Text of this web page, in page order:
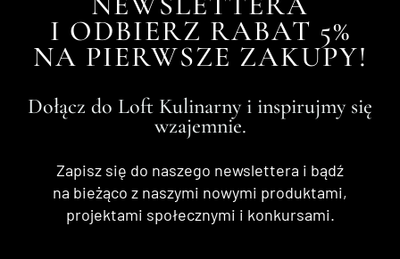
I ODBIERZ RABAT 5%
NA PIERWSZE ZAKUPY!
Dołącz do Loft Kulinarny i inspirujmy się
wzajemnie.
Zapisz się do naszego newslettera i bądź
na bieżąco z naszymi nowymi produktami,
projektami społecznymi i konkursami.